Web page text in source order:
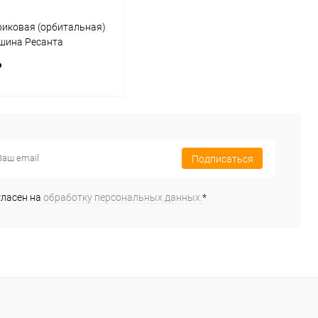
(орбитальная)
Ресанта
в 1 клик Подписаться
на обработку персональных данных. *